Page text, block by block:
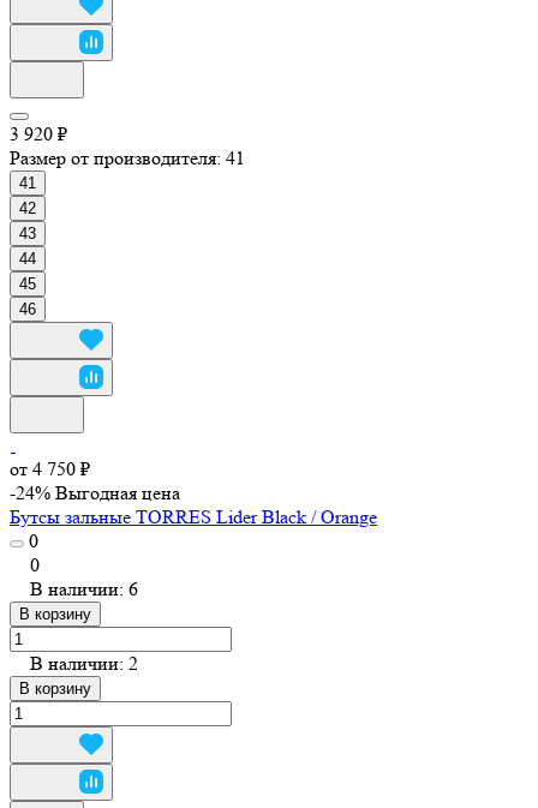
3 920 ₽
Размер от производителя: 41
41
42
43
44
45
46
от 4 750 ₽
-24% Выгодная цена
Бутсы зальные TORRES Lider Black / Orange
0
0
В наличии: 6
В корзину
В наличии: 2
В корзину